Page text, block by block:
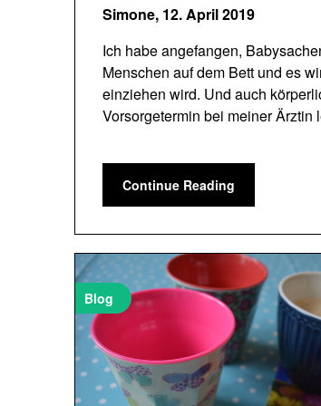
Simone, 12. April 2019
Ich habe angefangen,
Menschen auf dem Bett und es
einziehen wird. Und auch
Vorsorgetermin bei meiner
Continue Reading
Blog